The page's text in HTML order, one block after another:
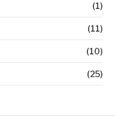
(1)
(11)
(10)
(25)